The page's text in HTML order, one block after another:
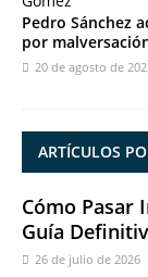
Pedro Sánchez
por
20 de agosto de
ARTÍCULOS
Cómo Pasar
Guía
26 de julio de 2026